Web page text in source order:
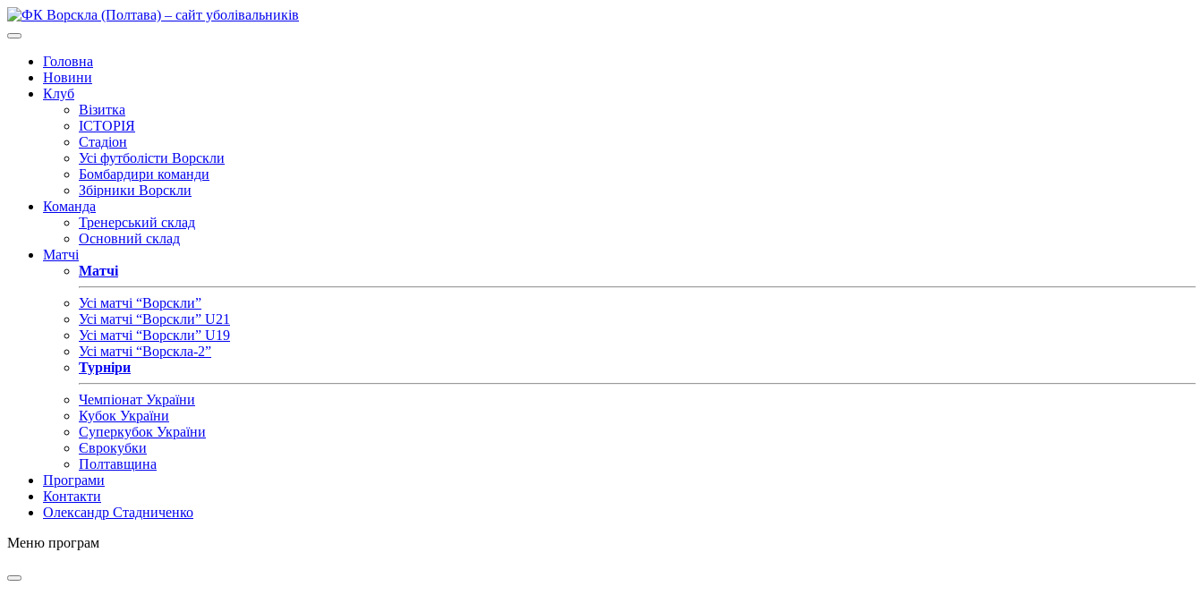
Головна
Новини
Клуб
Візитка
ІСТОРІЯ
Стадіон
Усі футболісти Ворскли
Бомбардири команди
Збірники Ворскли
Команда
Тренерський склад
Основний склад
Матчі
Матчі
Усі матчі “Ворскли”
Усі матчі “Ворскли” U21
Усі матчі “Ворскли” U19
Усі матчі “Ворскла-2”
Турніри
Чемпіонат України
Кубок України
Суперкубок України
Єврокубки
Полтавщина
Програми
Контакти
Олександр Стадниченко
Меню програм